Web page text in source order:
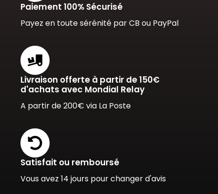
Paiement 100% Sécurisé
Payez en toute sérénité par CB ou PayPal
Livraison offerte à partir de 150€
d'achats avec Mondial Relay
A partir de 200€ via La Poste
Satisfait ou remboursé
Vous avez 14 jours pour changer d'avis